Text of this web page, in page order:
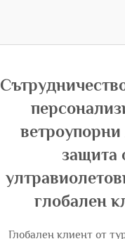
ветроупорни
защита
глобален
Глобален клиент от